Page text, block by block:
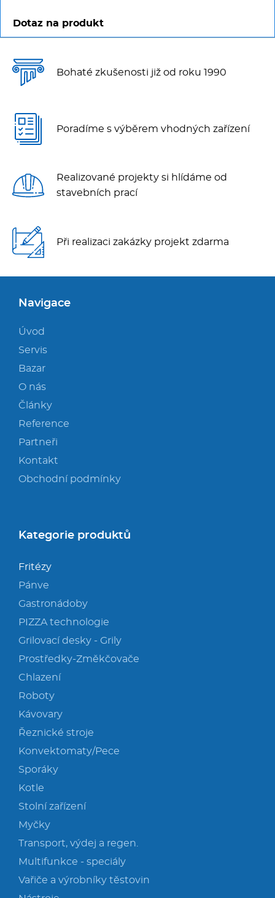
Dotaz na produkt
Bohaté zkušenosti již od roku 1990
Poradíme s výběrem vhodných zařízení
Realizované projekty si hlídáme od
stavebních prací
Při realizaci zakázky projekt zdarma
Navigace
Úvod
Servis
Bazar
O nás
Články
Reference
Partneři
Kontakt
Obchodní podmínky
Kategorie produktů
Fritézy
Pánve
Gastronádoby
PIZZA technologie
Grilovací desky - Grily
Prostředky-Změkčovače
Chlazení
Roboty
Kávovary
Řeznické stroje
Konvektomaty/Pece
Sporáky
Kotle
Stolní zařízení
Myčky
Transport, výdej a regen.
Multifunkce - speciály
Vařiče a výrobníky těstovin